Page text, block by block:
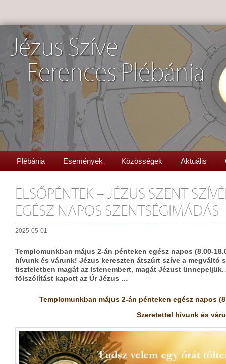
Jézus Szíve
Ferences Plébánia
Plébánia Események Közösségek Aktuális
ELSŐPÉNTEK – JÉZUS SZENT
EGÉSZ NAPOS SZENTSÉGIMÁDÁS
2025-05-01
Templomunkban május 2-án pénteken egész napos (8.00-
hívunk és várunk! Jézus kereszten átszúrt szíve a megváltó
tiszteletben magát az Istenembert, magát Jézust
fölszólítást kapott az Úr Jézus …
Templomunkban május 2-án pénteken egész napos
Szeretettel hívunk és